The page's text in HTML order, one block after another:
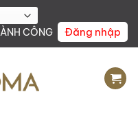
CÔNG
Đăng nhập